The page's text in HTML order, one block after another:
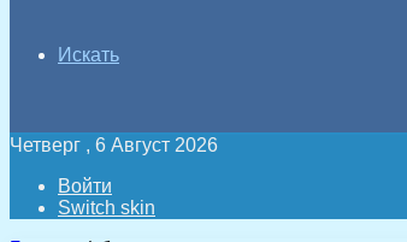
Искать
Четверг , 6 Август 2026
Войти
Switch skin